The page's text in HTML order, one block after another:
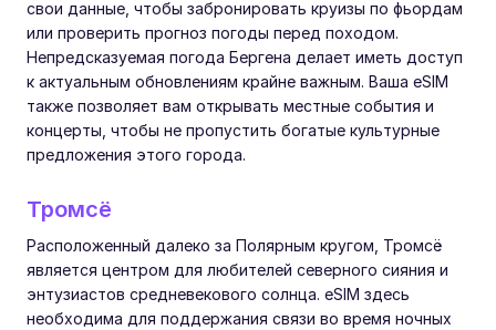
свои данные, чтобы забронировать круизы по фьордам
или проверить прогноз погоды перед походом.
Непредсказуемая погода Бергена делает иметь доступ
к актуальным обновлениям крайне важным. Ваша eSIM
также позволяет вам открывать местные события и
концерты, чтобы не пропустить богатые культурные
предложения этого города.
Тромсё
Расположенный далеко за Полярным кругом, Тромсё
является центром для любителей северного сияния и
энтузиастов средневекового солнца. eSIM здесь
необходима для поддержания связи во время ночных